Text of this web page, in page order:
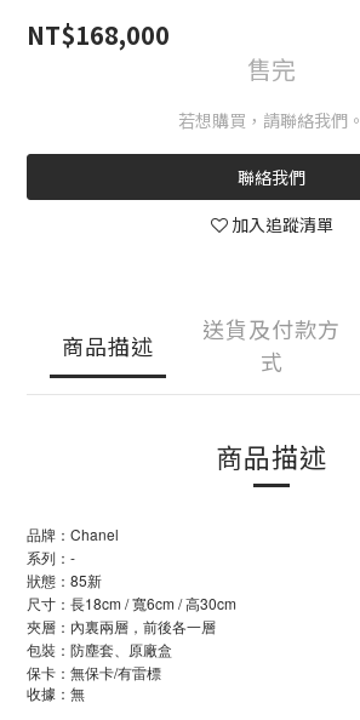
NT$168,000
售完
若想購買，請聯絡我們。
聯絡我們
加入追蹤清單
商品描述
送貨及付款方
式
商品描述
品牌：Chanel
系列：-
狀態：85新
尺寸：長18cm / 寬6cm / 高30cm
夾層：內裏兩層，前後各一層
包裝：防塵套、原廠盒
保卡：無保卡/有雷標
收據：無